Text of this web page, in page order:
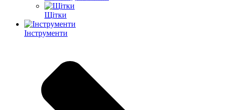
Щітки
Інструменти